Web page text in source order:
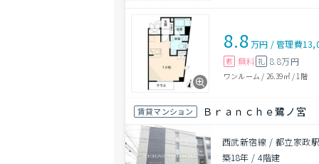
8.8万円 /管理費
敷 無料 礼 8.8万円
ワンルーム / 26.39㎡/ 1階
賃貸マンション Ｂｒａｎｃｈｅ鷺ノ宮
西武新宿線 / 都立家政
築18年 /4階建